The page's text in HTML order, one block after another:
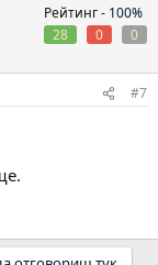
Рейтинг - 100%
28
0 0
#7